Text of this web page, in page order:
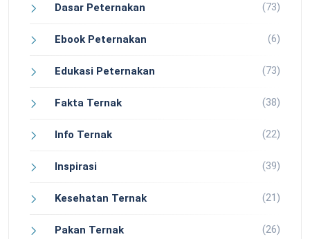
Dasar Peternakan (73)
Ebook Peternakan (6)
Edukasi Peternakan (73)
Fakta Ternak (38)
Info Ternak (22)
Inspirasi (39)
Kesehatan Ternak (21)
Pakan Ternak (26)